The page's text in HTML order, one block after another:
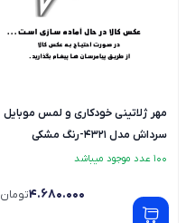
مهر ژلاتینی خودکاری و لمس موبایل
سرداش مدل 4321-رنگ مشکی
100 عدد موجود میباشد
4.680.000تومان